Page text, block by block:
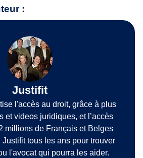
:
Justifit
l'accès au droit, grâce à plus
et videos juridiques, et l’accès
millions de Français et Belges
tous les ans pour trouver
l'avocat qui pourra les aider.